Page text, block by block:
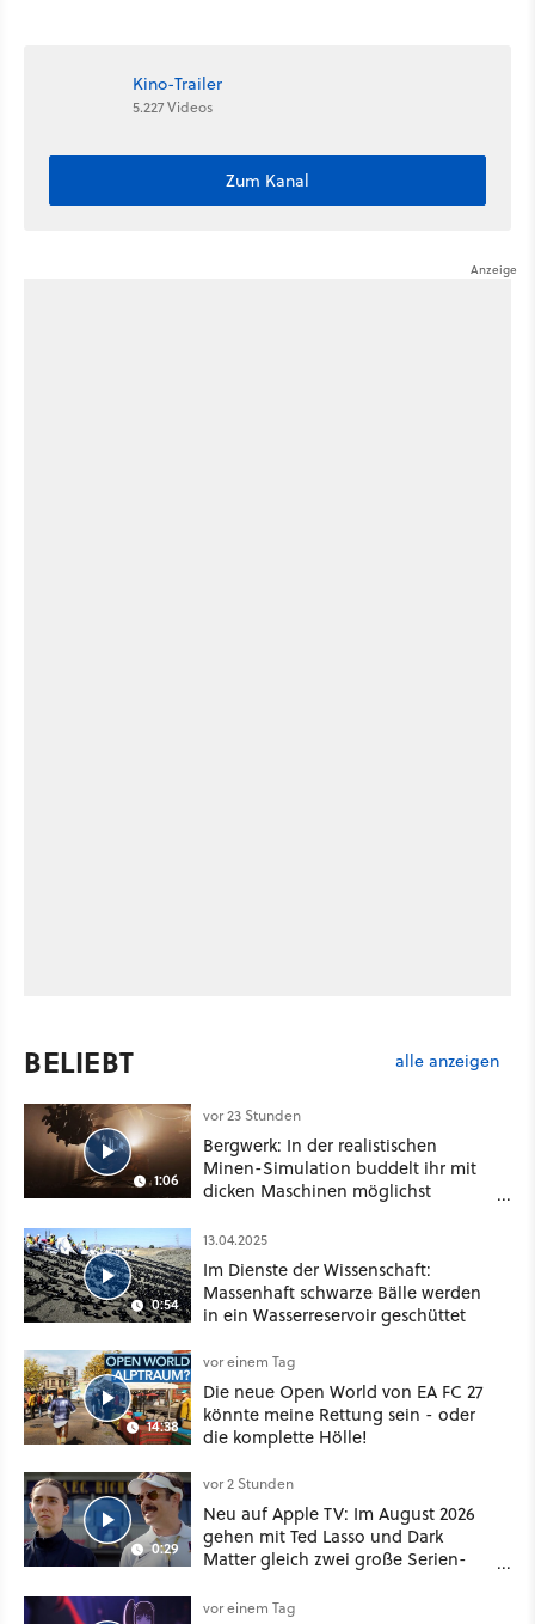
Kino-Trailer
5.227 Videos
Zum Kanal
BELIEBT alle anzeigen
1:06
vor 23 Stunden
Bergwerk: In der realistischen
Minen-Simulation buddelt ihr mit
dicken Maschinen möglichst
0:54
13.04.2025
Im Dienste der Wissenschaft:
Massenhaft schwarze Bälle werden
in ein Wasserreservoir geschüttet
14:38
vor einem Tag
Die neue Open World von EA FC 27
könnte meine Rettung sein - oder
die komplette Hölle!
0:29
vor 2 Stunden
Neu auf Apple TV: Im August 2026
gehen mit Ted Lasso und Dark
Matter gleich zwei große Serien-
vor einem Tag